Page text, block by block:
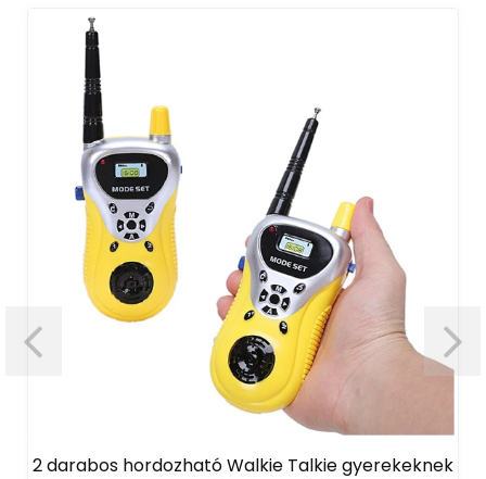
2 darabos hordozható Walkie Talkie gyerekeknek